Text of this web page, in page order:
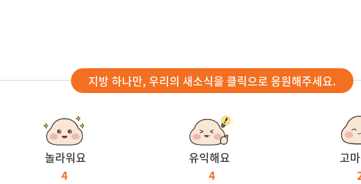
지방 하나만, 우리의 새소식을 클릭으로 응원해주세요.
놀라워요
4
유익해요
4
고